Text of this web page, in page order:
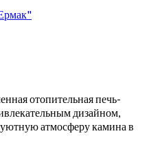
отопительная печь-
дизайном,
уютную атмосферу камина в